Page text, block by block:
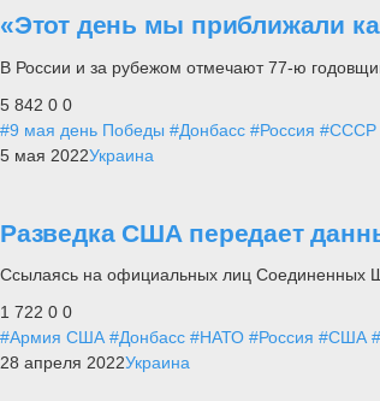
«Этот день мы приближали
В России и за рубежом отмечают 77-ю
5 842 0 0
#9 мая день Победы #Донбасс #Россия #СССР
5 мая 2022Украина
Разведка США передает
Ссылаясь на официальных лиц Соединенных
1 722 0 0
#Армия США #Донбасс #НАТО #Россия #США
28 апреля 2022Украина